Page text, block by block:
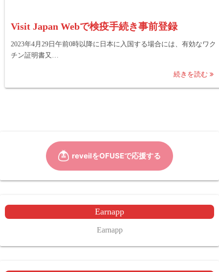
Visit Japan Webで検疫手続き事前登録
2023年4月29日午前0時以降に日本に入国する場合には、有効なワク
チン証明書又…
続きを読む
Earnapp
Earnapp